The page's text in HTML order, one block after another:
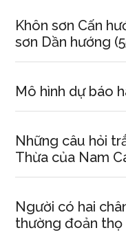
Khôn sơn Cấn
sơn Dần hướng
Mô hình dự báo
Những câu hỏi
Thừa của Nam
Người có hai
thường đoản thọ